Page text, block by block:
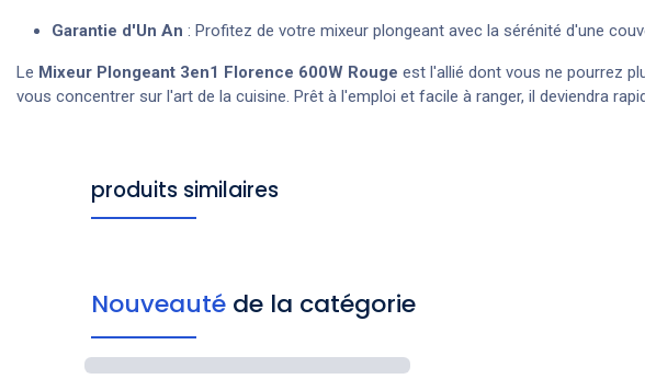
Garantie d'Un An : Profitez de votre mixeur plongeant avec la sérénité d'une
Le Mixeur Plongeant 3en1 Florence 600W Rouge est l'allié dont vous ne pourrez
vous concentrer sur l'art de la cuisine. Prêt à l'emploi et facile à ranger, il deviendra
produits similaires
Nouveauté de la catégorie